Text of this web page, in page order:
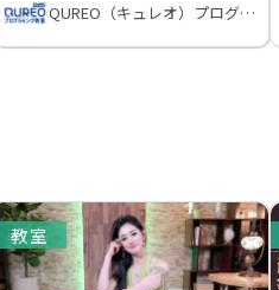
QUREO（キュレオ）プログラミング教室
教室